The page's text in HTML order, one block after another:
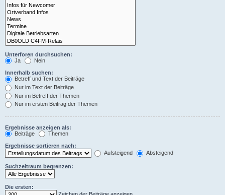
Unterforen durchsuchen:
Ja
Nein
Innerhalb suchen:
Betreff und Text der Beiträge
Nur im Text der Beiträge
Nur im Betreff der Themen
Nur im ersten Beitrag der Themen
Ergebnisse anzeigen als:
Beiträge
Themen
Ergebnisse sortieren nach:
Aufsteigend
Absteigend
Suchzeitraum begrenzen:
Die ersten: